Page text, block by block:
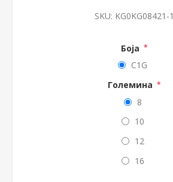
SKU: KG0KG08421-1
Боја *
C1G
Големина *
8
10
12
16